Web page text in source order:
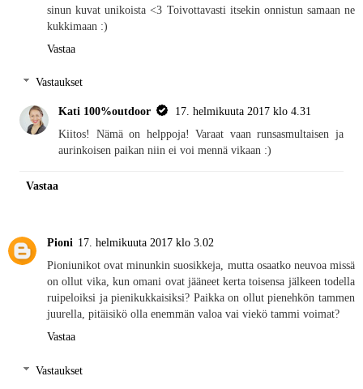
sinun kuvat unikoista <3 Toivottavasti itsekin onnistun samaan ne
kukkimaan :)
Vastaa
Vastaukset
Kati 100%outdoor
17. helmikuuta 2017 klo 4.31
Kiitos! Nämä on helppoja! Varaat vaan runsasmultaisen ja
aurinkoisen paikan niin ei voi mennä vikaan :)
Vastaa
Pioni 17. helmikuuta 2017 klo 3.02
Pioniunikot ovat minunkin suosikkeja, mutta osaatko neuvoa missä
on ollut vika, kun omani ovat jääneet kerta toisensa jälkeen todella
ruipeloiksi ja pienikukkaisiksi? Paikka on ollut pienehkön tammen
juurella, pitäisikö olla enemmän valoa vai viekö tammi voimat?
Vastaa
Vastaukset